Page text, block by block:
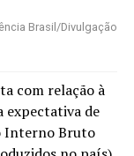
Brasil/Divulgação
com relação à
expectativa de
Interno Bruto